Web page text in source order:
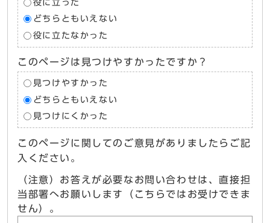
役に立った
どちらともいえない
役に立たなかった
このページは見つけやすかったですか？
見つけやすかった
どちらともいえない
見つけにくかった
このページに関してのご意見がありましたらご記
入ください。
（注意）お答えが必要なお問い合わせは、直接担
当部署へお願いします（こちらではお受けできま
せん）。